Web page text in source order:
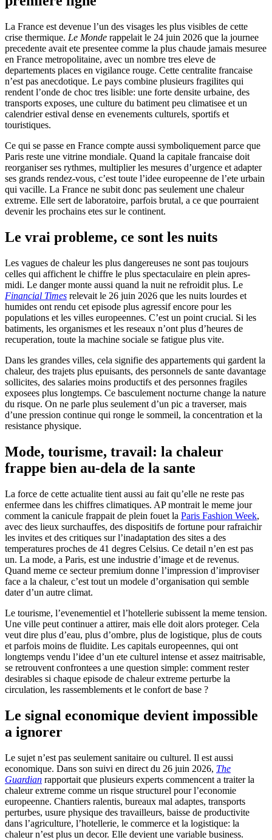
La France est devenue l’un des visages les plus visibles de cette
crise thermique. Le Monde rappelait le 24 juin 2026 que la journee
precedente avait ete presentee comme la plus chaude jamais mesuree
en France metropolitaine, avec un nombre tres eleve de
departements places en vigilance rouge. Cette centralite francaise
n’est pas anecdotique. Le pays combine plusieurs fragilites qui
rendent l’onde de choc tres lisible: une forte densite urbaine, des
transports exposes, une culture du batiment peu climatisee et un
calendrier estival dense en evenements culturels, sportifs et
touristiques.
Ce qui se passe en France compte aussi symboliquement parce que
Paris reste une vitrine mondiale. Quand la capitale francaise doit
reorganiser ses rythmes, multiplier les mesures d’urgence et adapter
ses grands rendez-vous, c’est toute l’idee europeenne de l’ete urbain
qui vacille. La France ne subit donc pas seulement une chaleur
extreme. Elle sert de laboratoire, parfois brutal, a ce que pourraient
devenir les prochains etes sur le continent.
Le vrai probleme, ce sont les nuits
Les vagues de chaleur les plus dangereuses ne sont pas toujours
celles qui affichent le chiffre le plus spectaculaire en plein apres-
midi. Le danger monte aussi quand la nuit ne refroidit plus. Le
Financial Times relevait le 26 juin 2026 que les nuits lourdes et
humides ont rendu cet episode plus agressif encore pour les
populations et les villes europeennes. C’est un point crucial. Si les
batiments, les organismes et les reseaux n’ont plus d’heures de
recuperation, toute la machine sociale se fatigue plus vite.
Dans les grandes villes, cela signifie des appartements qui gardent la
chaleur, des trajets plus epuisants, des personnels de sante davantage
sollicites, des salaries moins productifs et des personnes fragiles
exposees plus longtemps. Ce basculement nocturne change la nature
du risque. On ne parle plus seulement d’un pic a traverser, mais
d’une pression continue qui ronge le sommeil, la concentration et la
resistance physique.
Mode, tourisme, travail: la chaleur
frappe bien au-dela de la sante
La force de cette actualite tient aussi au fait qu’elle ne reste pas
enfermee dans les chiffres climatiques. AP montrait le meme jour
comment la canicule frappait de plein fouet la Paris Fashion Week,
avec des lieux surchauffes, des dispositifs de fortune pour rafraichir
les invites et des critiques sur l’inadaptation des sites a des
temperatures proches de 41 degres Celsius. Ce detail n’en est pas
un. La mode, a Paris, est une industrie d’image et de revenus.
Quand meme ce secteur premium donne l’impression d’improviser
face a la chaleur, c’est tout un modele d’organisation qui semble
dater d’un autre climat.
Le tourisme, l’evenementiel et l’hotellerie subissent la meme tension.
Une ville peut continuer a attirer, mais elle doit alors proteger. Cela
veut dire plus d’eau, plus d’ombre, plus de logistique, plus de couts
et parfois moins de fluidite. Les capitals europeennes, qui ont
longtemps vendu l’idee d’un ete culturel intense et assez maitrisable,
se retrouvent confrontees a une question simple: comment rester
desirables si chaque episode de chaleur extreme perturbe la
circulation, les rassemblements et le confort de base ?
Le signal economique devient impossible
a ignorer
Le sujet n’est pas seulement sanitaire ou culturel. Il est aussi
economique. Dans son suivi en direct du 26 juin 2026, The
Guardian rapportait que plusieurs experts commencent a traiter la
chaleur extreme comme un risque structurel pour l’economie
europeenne. Chantiers ralentis, bureaux mal adaptes, transports
perturbes, usure physique des travailleurs, baisse de productivite
dans l’agriculture, l’hotellerie, le commerce et la logistique: la
chaleur n’est plus un decor. Elle devient une variable business.